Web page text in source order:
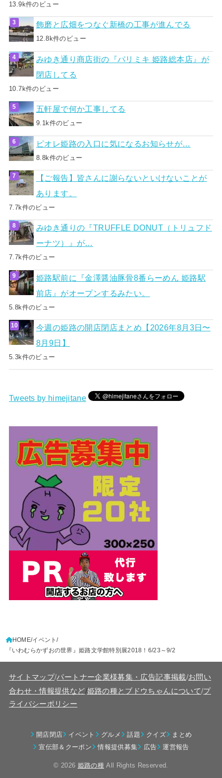
13.9k件のビュー
飾磨と広畑をつなぐ新橋の工事が進んでる
12.8k件のビュー
みゆき通り商店街の『パリミキ 姫路総本店』が
閉店してる
10.7k件のビュー
五軒屋で何か工事してる
9.1k件のビュー
ピオレ姫路の入口に気になるお知らせが…
8.8k件のビュー
【ご報告】皆さんに謝らないといけないことが
あります。
7.7k件のビュー
みゆき通りの『TRUFFLE DONUT（トリュフド
ーナツ）』が…
7.7k件のビュー
姫路駅前に『金澤醤油豚骨8番らーめん 姫路駅
前店』がオープンするみたい。
5.8k件のビュー
今週の姫路の開店閉店まとめ【2026年8月3日〜
8月9日】
5.3k件のビュー
Tweets by himejitane
HOME イベント
『いわむらかずおの世界』姫路文学館特別展2018！6/23～9/2
サイトマップ/パートナー企業様募集・広告記事掲載/お問い
合わせ・情報提供など/姫路の種とブドウちゃんについて/プ
ライバシーポリシー
開店閉店 イベント グルメ 話題 クイズ
まとめ
宣伝部＆クーポン
情報提供募集 広告 運営報告
© 2026 姫路の種All Rights Reserved.